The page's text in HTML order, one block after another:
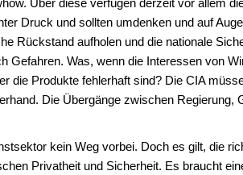
Über diese verfügen derzeit vor allem
Druck und sollten umdenken und auf
Rückstand aufholen und die nationale
Gefahren. Was, wenn die Interessen von
die Produkte fehlerhaft sind? Die CIA
Die Übergänge zwischen
kein Weg vorbei. Doch es gilt, die
Privatheit und Sicherheit. Es braucht